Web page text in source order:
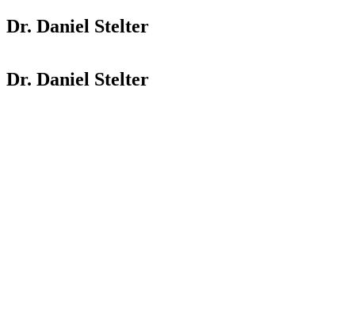
Dr. Daniel Stelter
Dr. Daniel Stelter